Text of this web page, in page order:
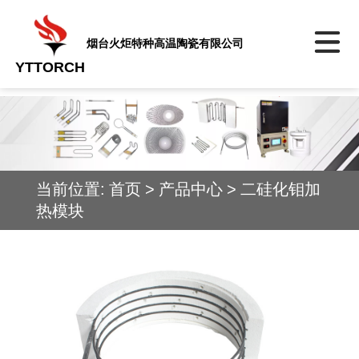
YTTORCH
烟台火炬特种高温陶瓷有限公司
当前位置: 首页 > 产品中心 > 二硅化钼加
热模块